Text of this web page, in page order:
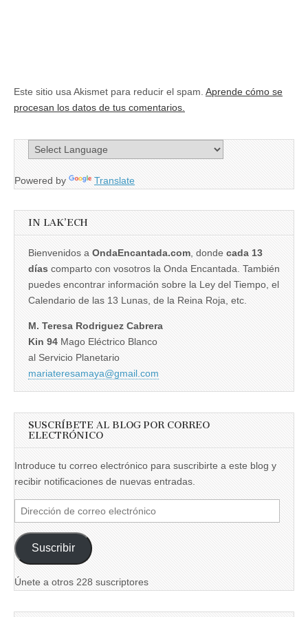
Este sitio usa Akismet para reducir el spam. Aprende cómo se
procesan los datos de tus comentarios.
Powered by Translate
IN LAK’ECH
Bienvenidos a OndaEncantada.com , donde cada 13
días comparto con vosotros la Onda Encantada. También
puedes encontrar información sobre la Ley del Tiempo, el
Calendario de las 13 Lunas, de la Reina Roja, etc.
M. Teresa Rodriguez Cabrera
Kin 94 Mago Eléctrico Blanco
al Servicio Planetario
mariateresamaya@gmail.com
SUSCRÍBETE AL BLOG POR CORREO
ELECTRÓNICO
Introduce tu correo electrónico para suscribirte a este blog y
recibir notificaciones de nuevas entradas.
Dirección
de
correo
electrónico
Suscribir
Únete a otros 228 suscriptores